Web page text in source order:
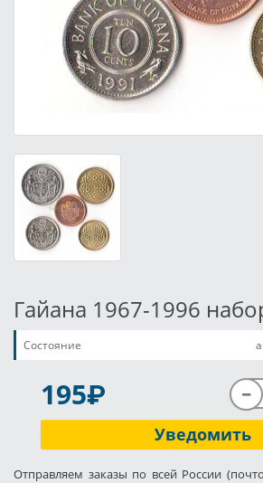
Гайана 1967-1996
Состояние
195P
Уведомить
Отправляем заказы по всей России